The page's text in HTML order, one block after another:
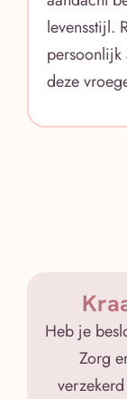
levensstijl.
deze
Heb je
Zorg